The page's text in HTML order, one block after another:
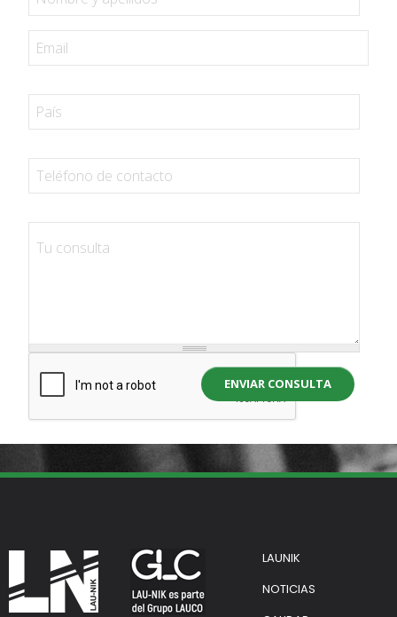
ENVIAR CONSULTA
LAUNIK
NOTICIAS